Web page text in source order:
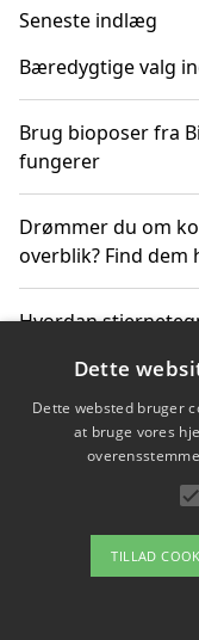
Seneste indlæg
Bæredygtige valg
Brug bioposer fra
fungerer
Drømmer du om
overblik? Find dem
Hvordan
Bæredygtige
Om /
Dette
Dette websted bruger
at bruge vores
TILLAD